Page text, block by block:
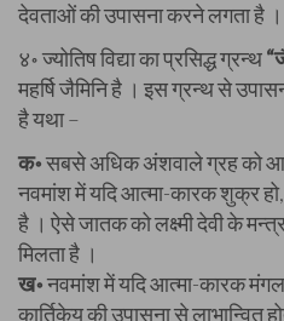
देवताओं की उपासना करने लगता है ।
४॰ ज्योतिष विद्या का प्रसिद्ध ग्रन्थ
महर्षि जैमिनि है । इस ग्रन्थ से
है यथा –
क॰सबसे अधिक अंशवाले ग्रह को
नवमांश में यदि आत्मा-कारक शुक्र हो,
है । ऐसे जातक को लक्ष्मी देवी के
मिलता है ।
ख॰नवमांश में यदि आत्मा-कारक
कार्तिकेय की उपासना से लाभान्वित